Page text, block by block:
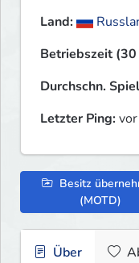
Land:
Betriebszeit (30
Durchschn.
Letzter Ping:
Besitz
(MOTD)
Über